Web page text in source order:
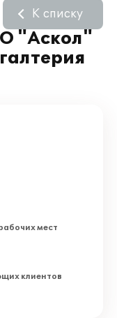
"Аскол"
К списку
мест
клиентов